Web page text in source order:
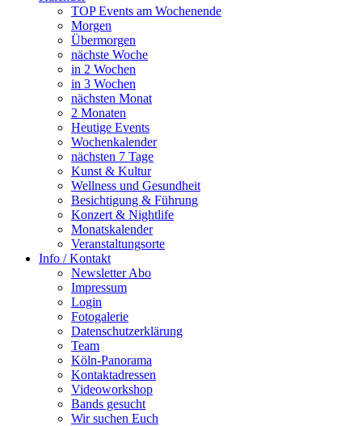
TOP Events am Wochenende
Morgen
Übermorgen
nächste Woche
in 2 Wochen
in 3 Wochen
nächsten Monat
2 Monaten
Heutige Events
Wochenkalender
nächsten 7 Tage
Kunst & Kultur
Wellness und Gesundheit
Besichtigung & Führung
Konzert & Nightlife
Monatskalender
Veranstaltungsorte
Info / Kontakt
Newsletter Abo
Impressum
Login
Fotogalerie
Datenschutzerklärung
Team
Köln-Panorama
Kontaktadressen
Videoworkshop
Bands gesucht
Wir suchen Euch